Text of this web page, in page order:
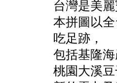
台灣是美
本拼圖以
吃足跡，
包括基隆
桃園大溪